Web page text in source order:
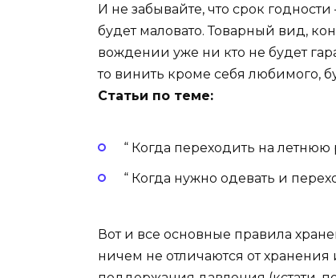
И не забывайте, что срок
будет маловато. Товарный вид,
вождении уже ни кто не будет
то винить кроме себя любимого,
Статьи по теме:
“ Когда переходить на летнюю
“ Когда нужно одевать и
Вот и все основные правила
ничем не отличаются от